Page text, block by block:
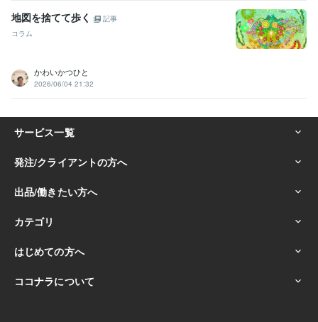
地図を捨てて歩く
記事
コラム
かわいかつひと
2026/06/04 21:32